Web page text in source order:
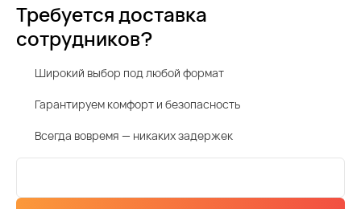
Требуется доставка
сотрудников?
Широкий выбор под любой формат
Гарантируем комфорт и безопасность
Всегда вовремя — никаких задержек